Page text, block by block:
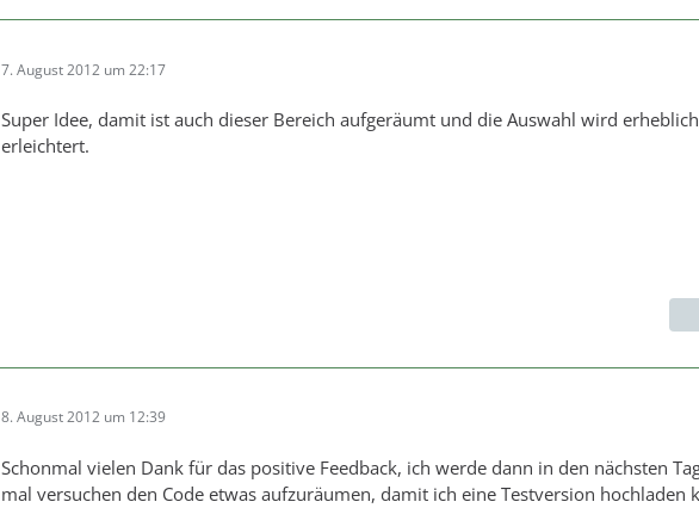
7. August 2012 um 22:17
Super Idee, damit ist auch dieser Bereich aufgeräumt und die Auswahl wird erheblich
erleichtert.
8. August 2012 um 12:39
Schonmal vielen Dank für das positive Feedback, ich werde dann in den nächsten
mal versuchen den Code etwas aufzuräumen, damit ich eine Testversion hochladen